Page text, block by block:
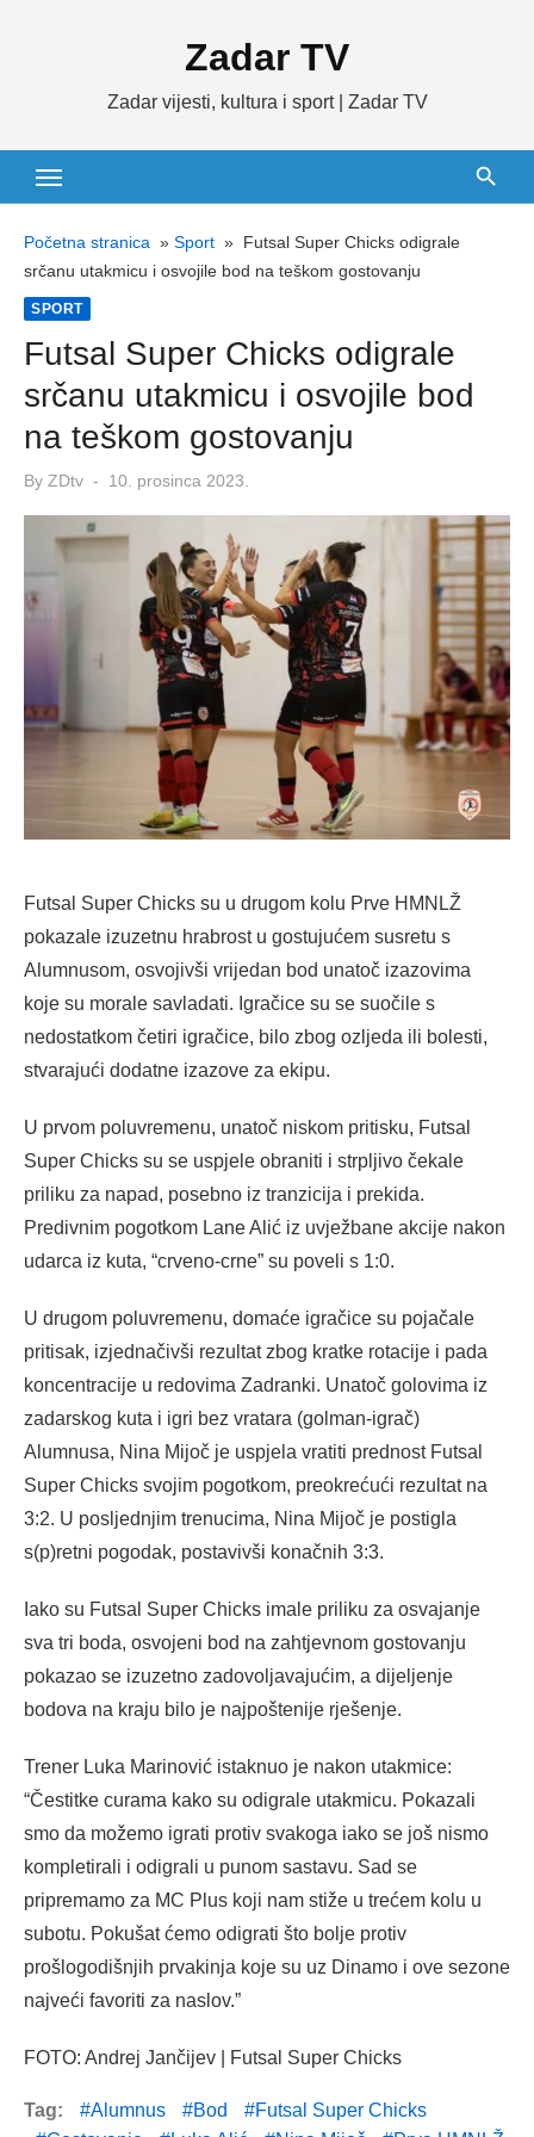
Zadar TV
Zadar vijesti, kultura i sport | Zadar TV
Početna stranica » Sport » Futsal Super Chicks odigrale
srčanu utakmicu i osvojile bod na teškom gostovanju
SPORT
Futsal Super Chicks odigrale
srčanu utakmicu i osvojile bod
na teškom gostovanju
By ZDtv
Posted
10. prosinca 2023.
Futsal Super Chicks su u drugom kolu Prve HMNLŽ
pokazale izuzetnu hrabrost u gostujućem susretu s
Alumnusom, osvojivši vrijedan bod unatoč izazovima
koje su morale savladati. Igračice su se suočile s
nedostatkom četiri igračice, bilo zbog ozljeda ili bolesti,
stvarajući dodatne izazove za ekipu.
U prvom poluvremenu, unatoč niskom pritisku, Futsal
Super Chicks su se uspjele obraniti i strpljivo čekale
priliku za napad, posebno iz tranzicija i prekida.
Predivnim pogotkom Lane Alić iz uvježbane akcije nakon
udarca iz kuta, “crveno-crne” su poveli s 1:0.
U drugom poluvremenu, domaće igračice su pojačale
pritisak, izjednačivši rezultat zbog kratke rotacije i pada
koncentracije u redovima Zadranki. Unatoč golovima iz
zadarskog kuta i igri bez vratara (golman-igrač)
Alumnusa, Nina Mijoč je uspjela vratiti prednost Futsal
Super Chicks svojim pogotkom, preokrećući rezultat na
3:2. U posljednjim trenucima, Nina Mijoč je postigla
s(p)retni pogodak, postavivši konačnih 3:3.
Iako su Futsal Super Chicks imale priliku za osvajanje
sva tri boda, osvojeni bod na zahtjevnom gostovanju
pokazao se izuzetno zadovoljavajućim, a dijeljenje
bodova na kraju bilo je najpoštenije rješenje.
Trener Luka Marinović istaknuo je nakon utakmice:
“Čestitke curama kako su odigrale utakmicu. Pokazali
smo da možemo igrati protiv svakoga iako se još nismo
kompletirali i odigrali u punom sastavu. Sad se
pripremamo za MC Plus koji nam stiže u trećem kolu u
subotu. Pokušat ćemo odigrati što bolje protiv
prošlogodišnjih prvakinja koje su uz Dinamo i ove sezone
najveći favoriti za naslov.”
FOTO: Andrej Jančijev | Futsal Super Chicks
Tag: Alumnus Bod
Futsal Super Chicks